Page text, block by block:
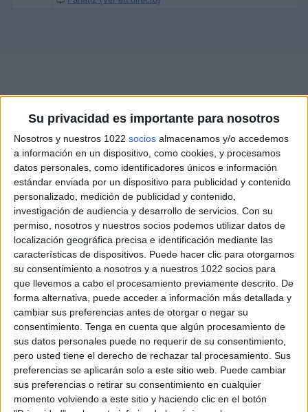
Su privacidad es importante para nosotros
Nosotros y nuestros 1022 socios almacenamos y/o accedemos
a información en un dispositivo, como cookies, y procesamos
datos personales, como identificadores únicos e información
estándar enviada por un dispositivo para publicidad y contenido
personalizado, medición de publicidad y contenido,
investigación de audiencia y desarrollo de servicios. Con su
permiso, nosotros y nuestros socios podemos utilizar datos de
localización geográfica precisa e identificación mediante las
características de dispositivos. Puede hacer clic para otorgarnos
su consentimiento a nosotros y a nuestros 1022 socios para
que llevemos a cabo el procesamiento previamente descrito. De
forma alternativa, puede acceder a información más detallada y
cambiar sus preferencias antes de otorgar o negar su
consentimiento. Tenga en cuenta que algún procesamiento de
sus datos personales puede no requerir de su consentimiento,
pero usted tiene el derecho de rechazar tal procesamiento. Sus
preferencias se aplicarán solo a este sitio web. Puede cambiar
sus preferencias o retirar su consentimiento en cualquier
momento volviendo a este sitio y haciendo clic en el botón